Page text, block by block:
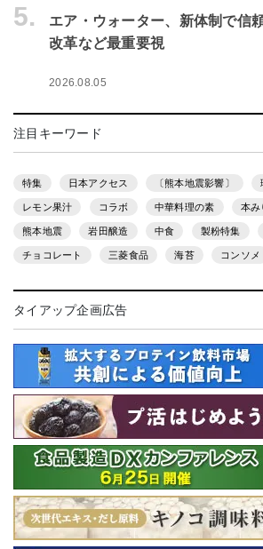
5.
エア・ウォーター、新体制で信
改革など最重要視
2026.08.05
注目キーワード
特集 日本アクセス 〔熊本地震影響〕
レモン果汁 コラボ 中華料理の素 本み
熊本地震 岩田醸造 中食 製粉特集
チョコレート 三菱食品 海苔 コンソメ
タイアップ企画広告